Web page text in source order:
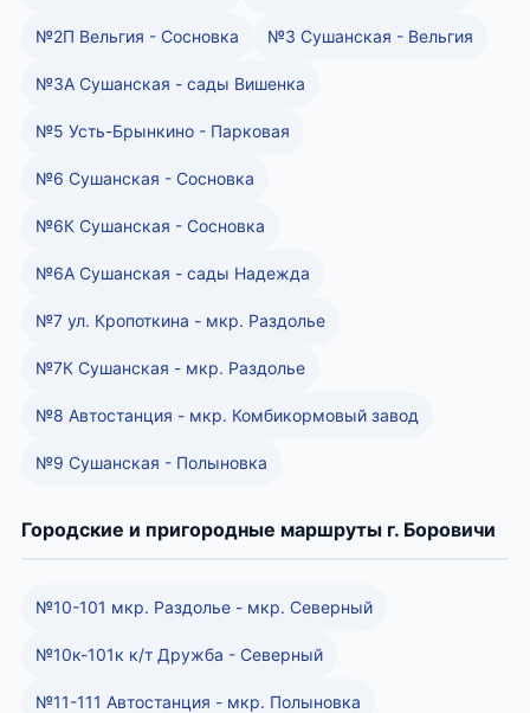
№2П Вельгия - Сосновка №3 Сушанская - Вельгия
№3А Сушанская - сады Вишенка
№5 Усть-Брынкино - Парковая
№6 Сушанская - Сосновка
№6К Сушанская - Сосновка
№6А Сушанская - сады Надежда
№7 ул. Кропоткина - мкр. Раздолье
№7К Сушанская - мкр. Раздолье
№8 Автостанция - мкр. Комбикормовый завод
№9 Сушанская - Полыновка
Городские и пригородные маршруты г. Боровичи
№10-101 мкр. Раздолье - мкр. Северный
№10к-101к к/т Дружба - Северный
№11-111 Автостанция - мкр. Полыновка